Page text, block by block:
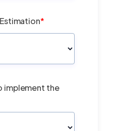
*
implement the